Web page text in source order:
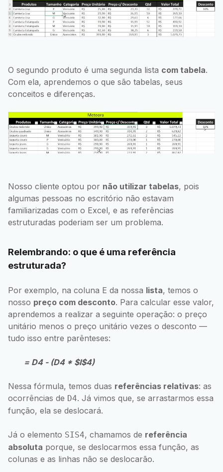
O segundo produto é uma segunda lista com tabela.
Com ela, aprendemos o que são tabelas, seus
conceitos e diferenças.
Nosso cliente optou por não utilizar tabelas, pois
algumas pessoas no escritório não estavam
familiarizadas com o Excel, e as referências
estruturadas poderiam ser um problema.
Relembrando: o que é uma referência
estruturada?
Por exemplo, na coluna E da nossa lista, temos o
nosso preço com desconto. Para calcular esse valor,
aprendemos a realizar a seguinte operação: o preço
unitário menos o preço unitário vezes o desconto —
tudo isso entre parênteses:
= D4 - (D4 * $I$4)
Nessa fórmula, temos duas referências relativas: as
ocorrências de D4. Já vimos que, se arrastarmos essa
função, ela se deslocará.
Já o elemento SIS4, chamamos de referência
absoluta porque, se deslocarmos essa função, as
colunas e as linhas não se deslocarão.